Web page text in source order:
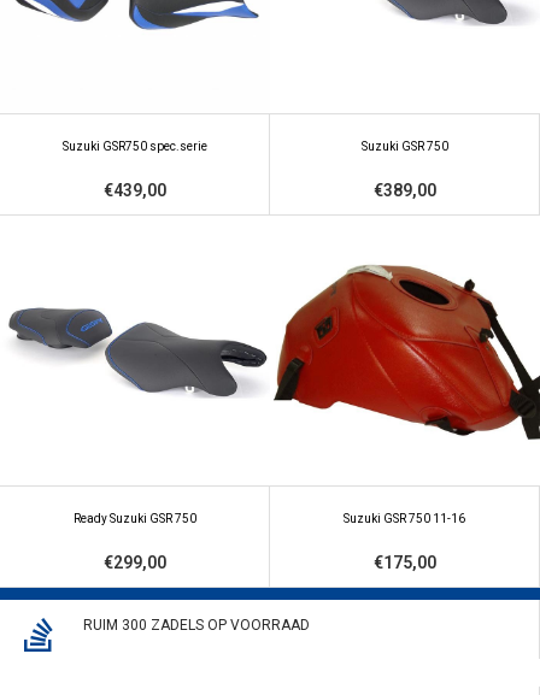
Suzuki GSR750 spec.serie
€439,00
Suzuki GSR 750
€389,00
Ready Suzuki GSR 750
€299,00
Suzuki GSR 750 11-16
€175,00
RUIM 300 ZADELS OP VOORRAAD